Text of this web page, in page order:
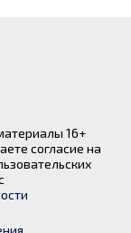
16+
согласие на